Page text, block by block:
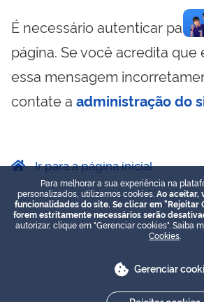
É necessário autenticar para
página. Se você acredita
essa mensagem
contate a administração do
Ir para a página inicial
Para melhorar a sua experiência na
personalizados, utilizamos cookies. Ao aceitar,
funcionalidades do site. Se clicar em "Rejeitar
forem estritamente necessários serão
autorizar, clique em "Gerenciar cookies". Saiba
Cookies
Gerenciar